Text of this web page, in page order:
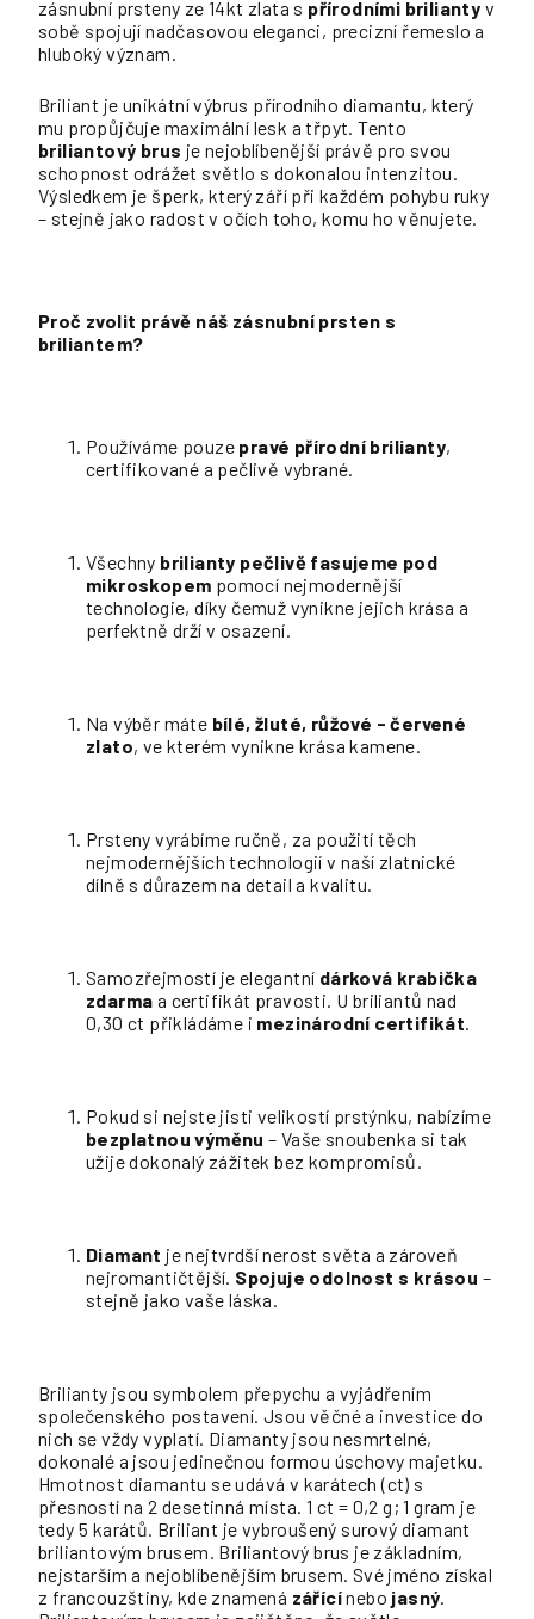
zásnubní prsteny ze 14kt zlata s přírodními brilianty v
sobě spojují nadčasovou eleganci, precizní řemeslo a
hluboký význam.
Briliant je unikátní výbrus přírodního diamantu, který
mu propůjčuje maximální lesk a třpyt. Tento
briliantový brus je nejoblíbenější právě pro svou
schopnost odrážet světlo s dokonalou intenzitou.
Výsledkem je šperk, který září při každém pohybu ruky
– stejně jako radost v očích toho, komu ho věnujete.
Proč zvolit právě náš zásnubní prsten s
briliantem?
Používáme pouze pravé přírodní brilianty,
certifikované a pečlivě vybrané.
Všechny brilianty pečlivě fasujeme pod
mikroskopem pomocí nejmodernější
technologie, díky čemuž vynikne jejich krása a
perfektně drží v osazení.
Na výběr máte bílé, žluté, růžové - červené
zlato, ve kterém vynikne krása kamene.
Prsteny vyrábíme ručně, za použití těch
nejmodernějších technologií v naší zlatnické
dílně s důrazem na detail a kvalitu.
Samozřejmostí je elegantní dárková krabička
zdarma a certifikát pravosti. U briliantů nad
0,30 ct přikládáme i mezinárodní certifikát.
Pokud si nejste jisti velikostí prstýnku, nabízíme
bezplatnou výměnu – Vaše snoubenka si tak
užije dokonalý zážitek bez kompromisů.
Diamant je nejtvrdší nerost světa a zároveň
nejromantičtější. Spojuje odolnost s krásou –
stejně jako vaše láska.
Brilianty jsou symbolem přepychu a vyjádřením
společenského postavení. Jsou věčné a investice do
nich se vždy vyplatí. Diamanty jsou nesmrtelné,
dokonalé a jsou jedinečnou formou úschovy majetku.
Hmotnost diamantu se udává v karátech (ct) s
přesností na 2 desetinná místa. 1 ct = 0,2 g; 1 gram je
tedy 5 karátů. Briliant je vybroušený surový diamant
briliantovým brusem. Briliantový brus je základním,
nejstarším a nejoblíbenějším brusem. Své jméno získal
z francouzštiny, kde znamená zářícínebo jasný.